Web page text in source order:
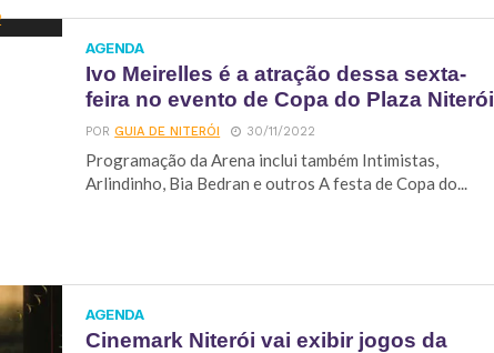
AGENDA
Ivo Meirelles é a atração dessa sexta-
feira no evento de Copa do Plaza Niterói
PORGUIA DE NITERÓI 30/11/2022
Programação da Arena inclui também Intimistas,
Arlindinho, Bia Bedran e outros A festa de Copa do...
AGENDA
Cinemark Niterói vai exibir jogos da